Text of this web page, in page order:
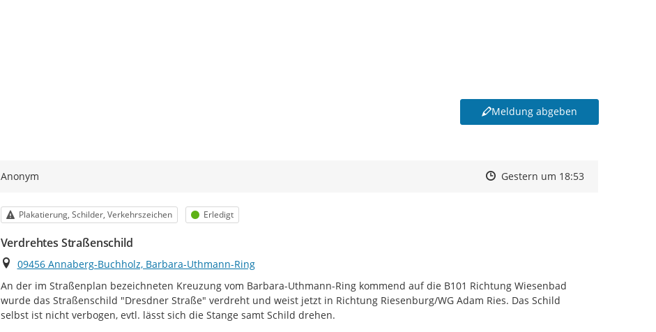
Meldung abgeben
Anonym Zeitpunkt des Erstellens
Zeitpunkt des Erstellens
Gestern um 18:53Zur Äußerung
Kategorie
Plakatierung, Schilder, Verkehrszeichen Status
Erledigt
Verdrehtes Straßenschild
Ort
09456 Annaberg-Buchholz, Barbara-Uthmann-Ring
An der im Straßenplan bezeichneten Kreuzung vom Barbara-Uthmann-Ring kommend auf die B101 Richtung Wiesenbad
wurde das Straßenschild "Dresdner Straße" verdreht und weist jetzt in Richtung Riesenburg/WG Adam Ries. Das Schild
selbst ist nicht verbogen, evtl. lässt sich die Stange samt Schild drehen.